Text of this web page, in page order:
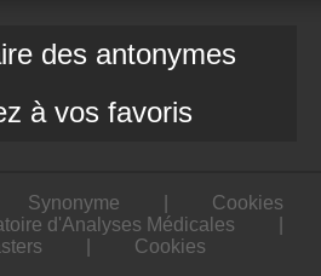
des antonymes
à vos favoris
Synonyme
Cookies
d'Analyses Médicales
Cookies